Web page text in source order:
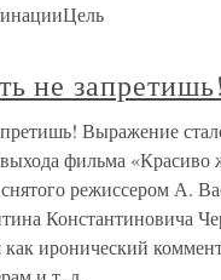
не запретишь!
Выражение
фильма «Красиво
режиссером А.
Константиновича
как иронический